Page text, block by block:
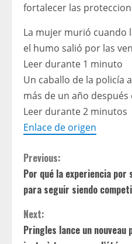
fortalecer las
La mujer murió cuando
el humo salió por las
Leer durante 1 minuto
Un caballo de la policía
más de un año
Leer durante 2 minutos
Enlace de origen
C
o
n
t
Previous:
Por qué la experiencia
para seguir siendo
Next:
Pringles lance un